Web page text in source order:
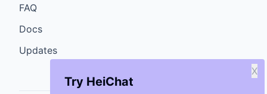
Try HeiChat
X
FAQ
Docs
Updates